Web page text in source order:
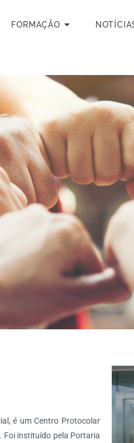
FORMAÇÃO
é um Centro Protocolar
Foi instituído pela Portaria